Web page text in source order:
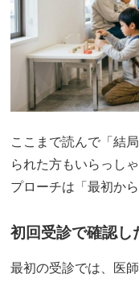
ここまで読んで「結
られた方もいらっし
プローチは「最初か
初回受診で確認し
最初の受診では、医